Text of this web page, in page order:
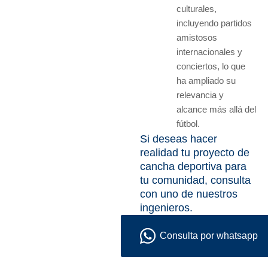
culturales,
incluyendo partidos
amistosos
internacionales y
conciertos, lo que
ha ampliado su
relevancia y
alcance más allá del
fútbol.
Si deseas hacer
realidad tu proyecto de
cancha deportiva para
tu comunidad, consulta
con uno de nuestros
ingenieros.
Consulta por whatsapp